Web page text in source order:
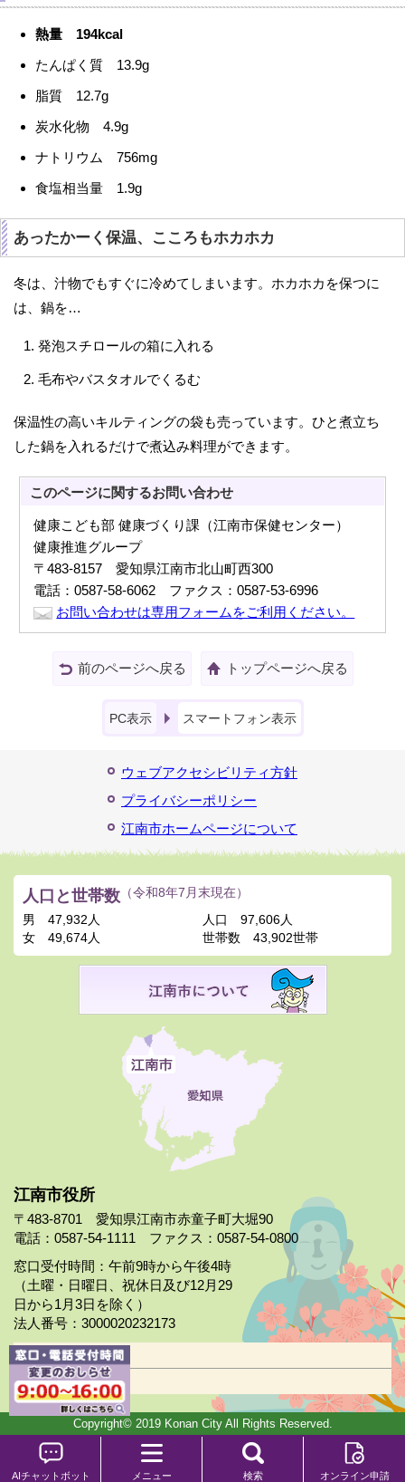
熱量 194kcal
たんぱく質 13.9g
脂質 12.7g
炭水化物 4.9g
ナトリウム 756mg
食塩相当量 1.9g
あったかーく保温、こころもホカホカ
冬は、汁物でもすぐに冷めてしまいます。ホカホカを保つに
は、鍋を…
発泡スチロールの箱に入れる
毛布やバスタオルでくるむ
保温性の高いキルティングの袋も売っています。ひと煮立ち
した鍋を入れるだけで煮込み料理ができます。
このページに関するお問い合わせ
健康こども部 健康づくり課（江南市保健センター）
健康推進グループ
〒483-8157 愛知県江南市北山町西300
電話：0587-58-6062 ファクス：0587-53-6996
お問い合わせは専用フォームをご利用ください。
前のページへ戻る トップページへ戻る
PC表示 スマートフォン表示
AIチャットボット メニュー 検索 オンライン申請
ウェブアクセシビリティ方針
プライバシーポリシー
江南市ホームページについて
江南市役所
〒483-8701 愛知県江南市赤童子町大堀90
電話：0587-54-1111 ファクス：0587-54-0800
窓口受付時間：午前9時から午後4時
（土曜・日曜日、祝休日及び12月29
日から1月3日を除く）
法人番号：3000020232173
市役所案内
日曜市役所
人口と世帯数 （令和8年7月末現在）
男
47,932人
女
49,674人
人口
97,606人
世帯数
43,902世帯
Copyright© 2019 Konan City All Rights Reserved.